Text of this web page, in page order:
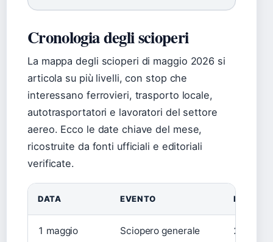
Cronologia degli scioperi
La mappa degli scioperi di maggio 2026 si
articola su più livelli, con stop che
interessano ferrovieri, trasporto locale,
autotrasportatori e lavoratori del settore
aereo. Ecco le date chiave del mese,
ricostruite da fonti ufficiali e editoriali
verificate.
DATA EVENTO
1 maggio Sciopero generale 24 ore,